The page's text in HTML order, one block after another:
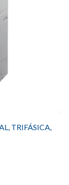
TRIFÁSICA,